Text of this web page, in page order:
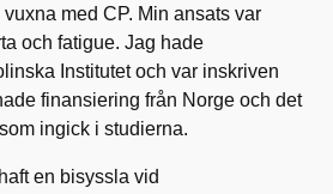
med CP. Min ansats var
och fatigue. Jag hade
Institutet och var inskriven
finansiering från Norge och det
ingick i studierna.
en bisyssla vid